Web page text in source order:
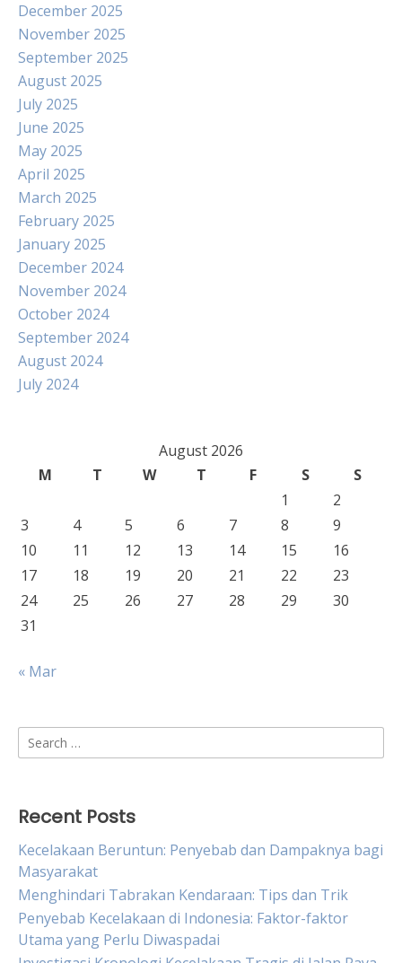
December 2025
November 2025
September 2025
August 2025
July 2025
June 2025
May 2025
April 2025
March 2025
February 2025
January 2025
December 2024
November 2024
October 2024
September 2024
August 2024
July 2024
August 2026
M
T W T F S
S
1
2
3
4 5 6 7 8
9
10
11 12 13 14 15
16
17
18 19 20 21 22
23
24
25 26 27 28 29
30
31
« Mar
Search
for:
Recent Posts
Kecelakaan Beruntun: Penyebab dan Dampaknya bagi
Masyarakat
Menghindari Tabrakan Kendaraan: Tips dan Trik
Penyebab Kecelakaan di Indonesia: Faktor-faktor
Utama yang Perlu Diwaspadai